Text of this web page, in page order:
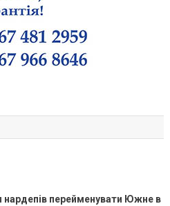
нардепів перейменувати Южне в